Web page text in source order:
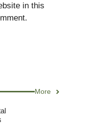
in this
More